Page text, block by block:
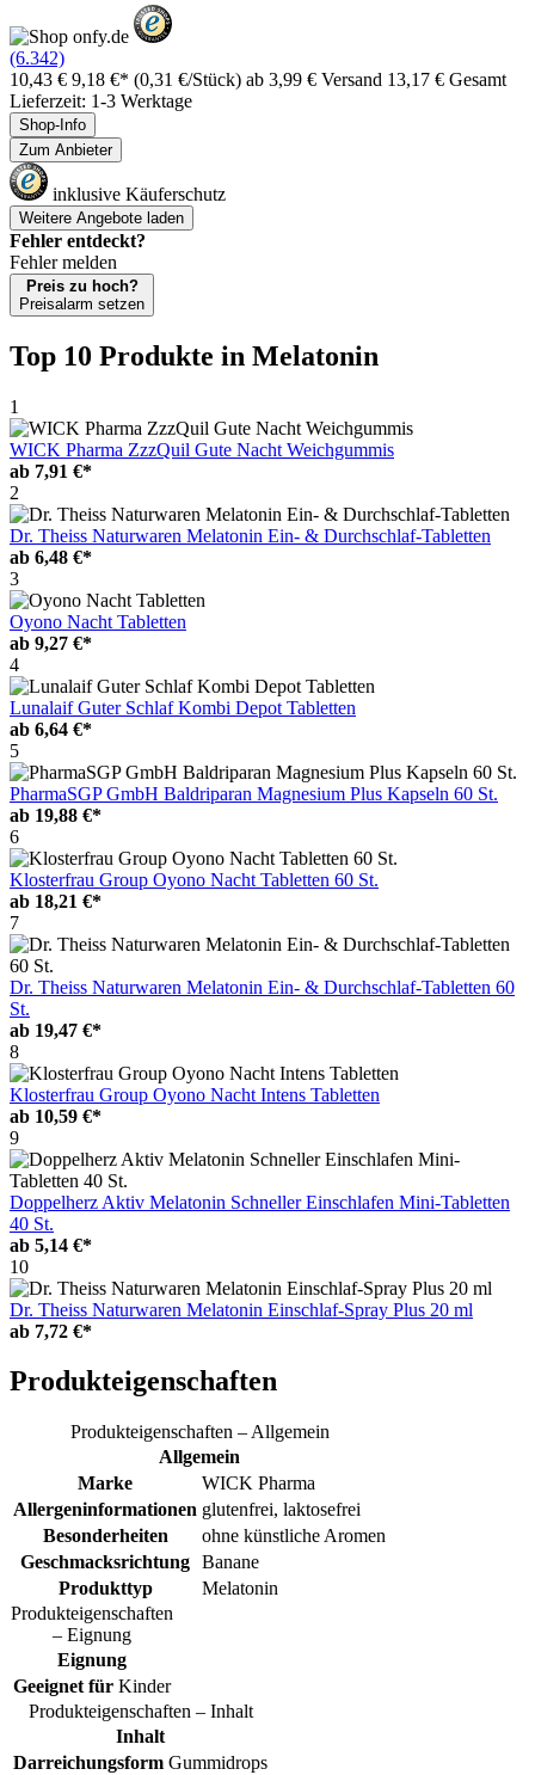
(6.342)
10,43 € 9,18 €* (0,31 €/Stück) ab 3,99 € Versand 13,17 € Gesamt
Lieferzeit: 1-3 Werktage
Shop-Info
Zum Anbieter
inklusive Käuferschutz
Weitere Angebote laden
Fehler entdeckt?
Fehler melden
Preis zu hoch?
Preisalarm setzen
Top 10 Produkte in Melatonin
1
WICK Pharma ZzzQuil Gute Nacht Weichgummis
ab 7,91 €*
2
Dr. Theiss Naturwaren Melatonin Ein- & Durchschlaf-Tabletten
ab 6,48 €*
3
Oyono Nacht Tabletten
ab 9,27 €*
4
Lunalaif Guter Schlaf Kombi Depot Tabletten
ab 6,64 €*
5
PharmaSGP GmbH Baldriparan Magnesium Plus Kapseln 60 St.
ab 19,88 €*
6
Klosterfrau Group Oyono Nacht Tabletten 60 St.
ab 18,21 €*
7
Dr. Theiss Naturwaren Melatonin Ein- & Durchschlaf-Tabletten 60
St.
ab 19,47 €*
8
Klosterfrau Group Oyono Nacht Intens Tabletten
ab 10,59 €*
9
Doppelherz Aktiv Melatonin Schneller Einschlafen Mini-Tabletten
40 St.
ab 5,14 €*
10
Dr. Theiss Naturwaren Melatonin Einschlaf-Spray Plus 20 ml
ab 7,72 €*
Produkteigenschaften
Produkteigenschaften – Allgemein
Allgemein
Marke
WICK Pharma
Allergeninformationen glutenfrei, laktosefrei
Besonderheiten
ohne künstliche Aromen
Geschmacksrichtung Banane
Produkttyp
Melatonin
Produkteigenschaften
– Eignung
Eignung
Geeignet für Kinder
Produkteigenschaften – Inhalt
Inhalt
Darreichungsform Gummidrops